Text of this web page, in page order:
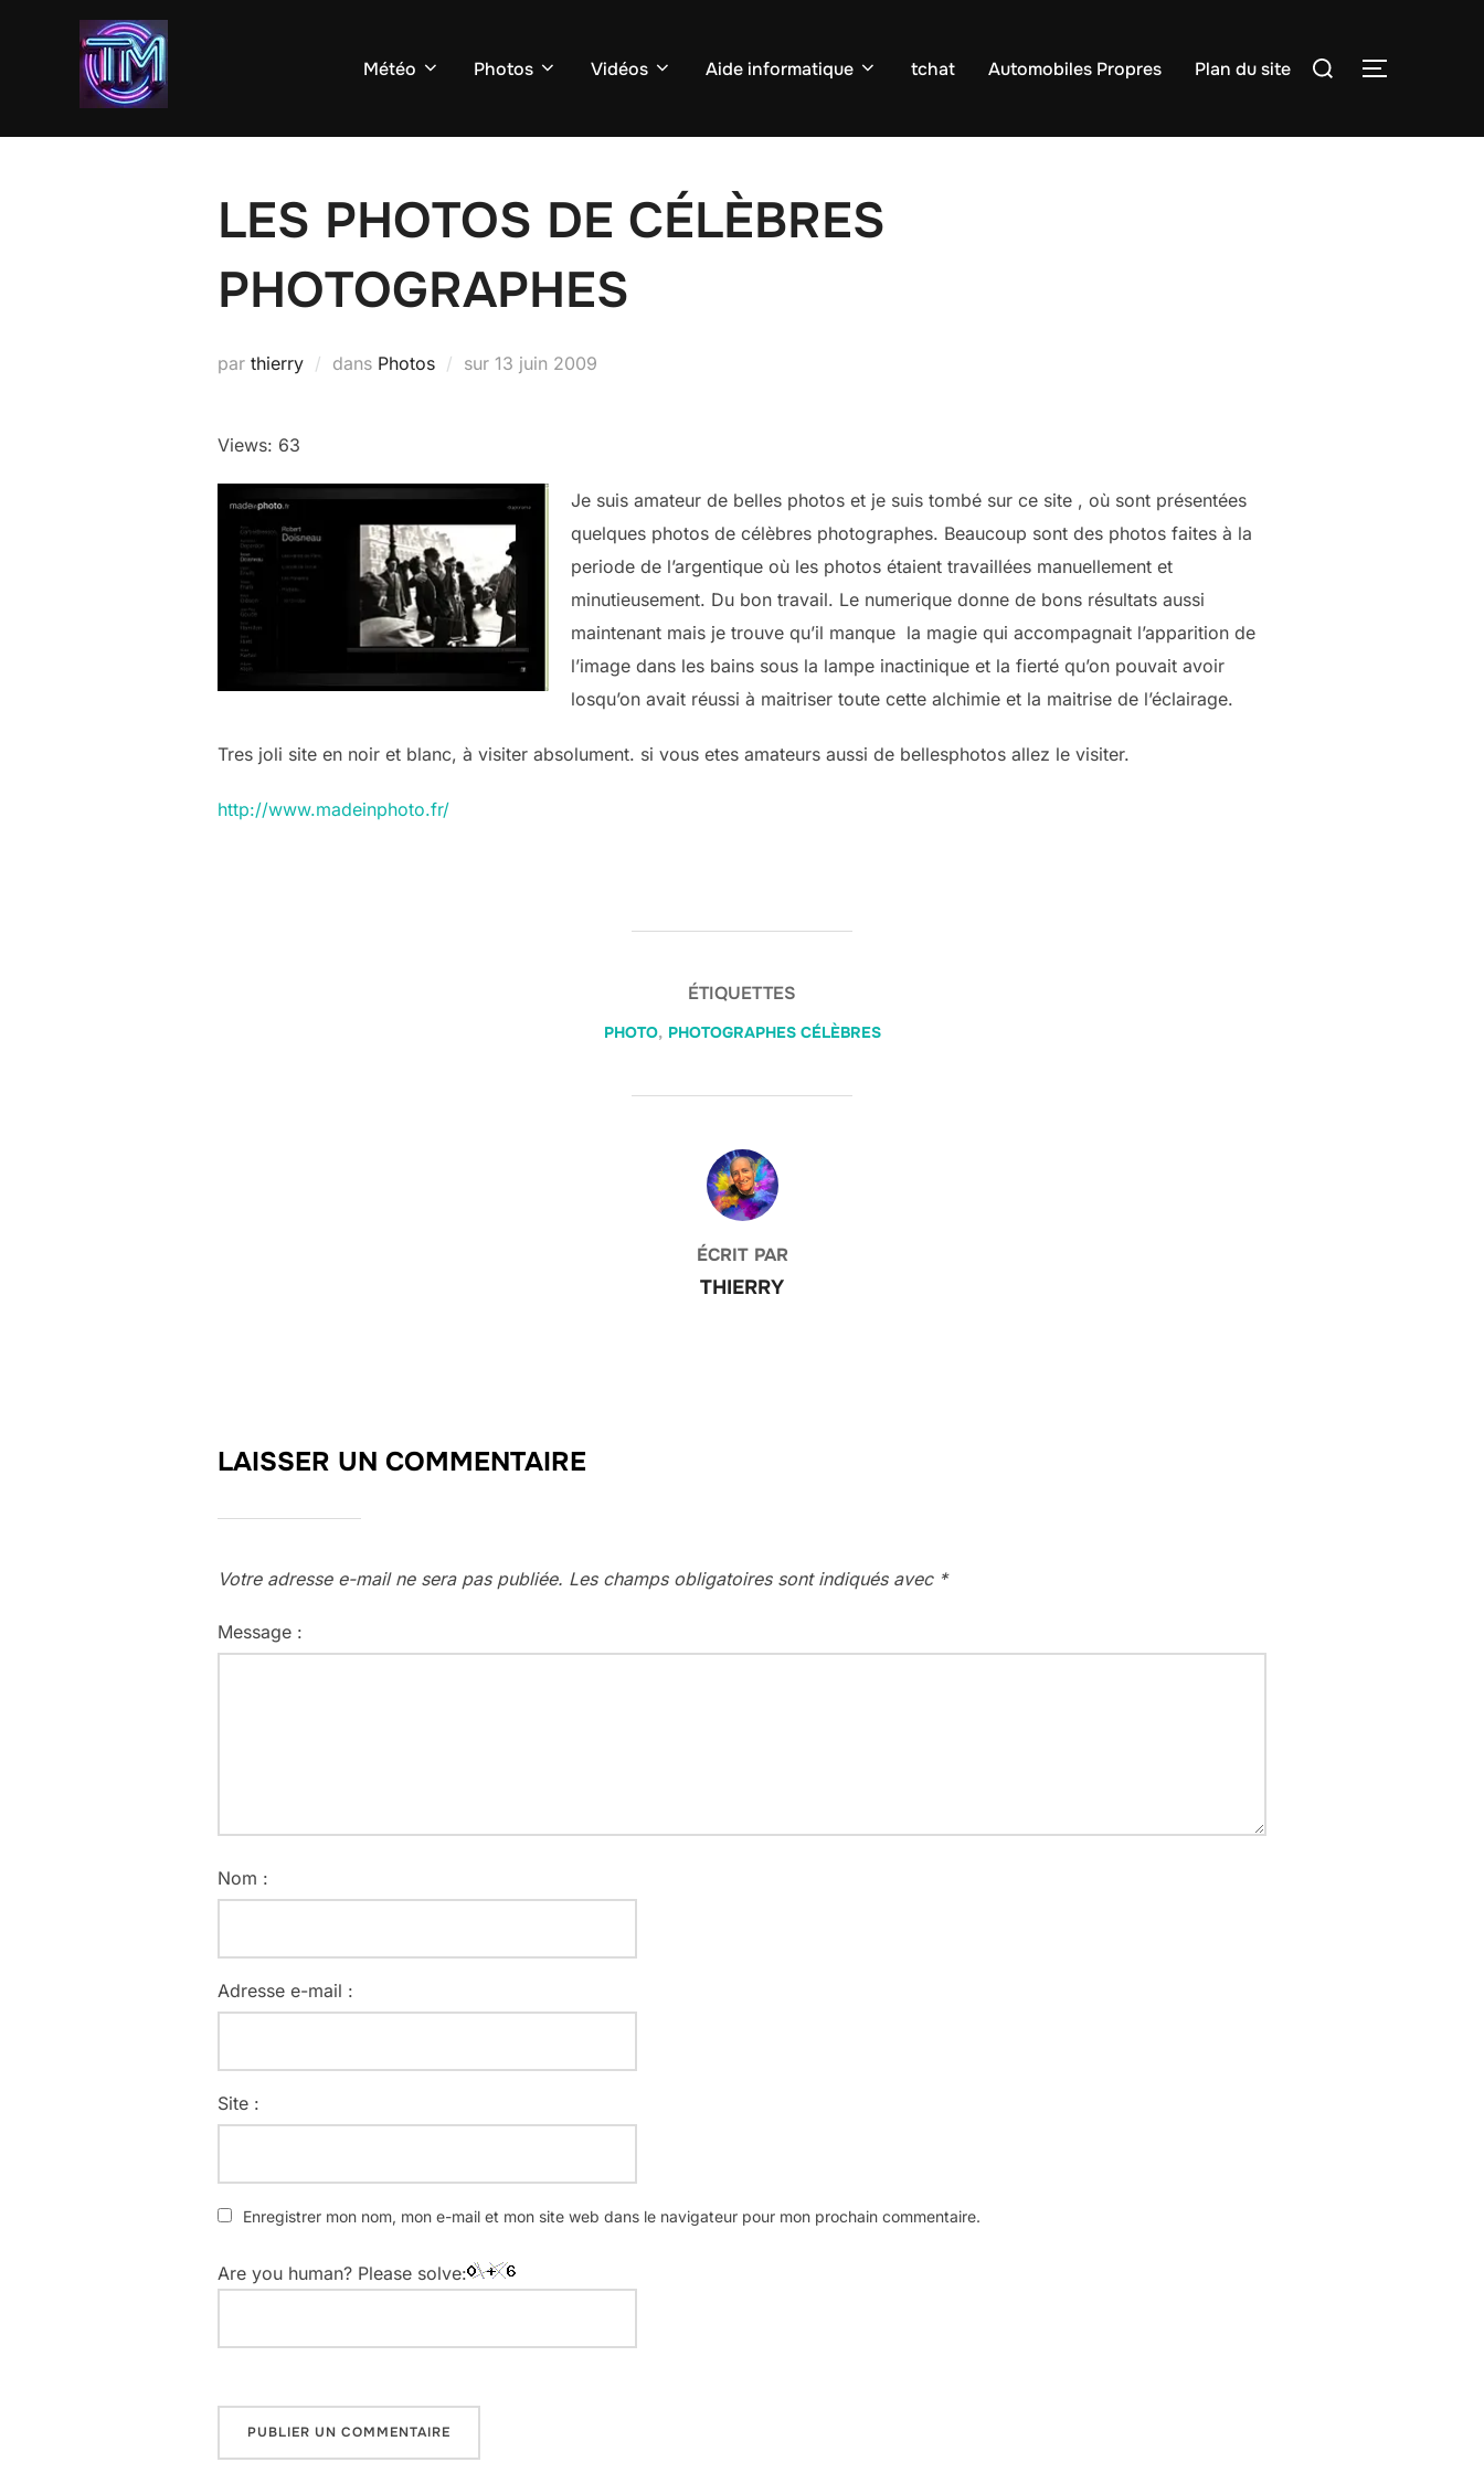
Météo Photos Vidéos Aide informatique tchat Automobiles Propres Plan du site
Rechercher :
LES PHOTOS DE CÉLÈBRES
PHOTOGRAPHES
par thierry dans Photos sur Publié
13 juin 2009
Views: 63
Je suis amateur de belles photos et je suis tombé sur ce site , où sont présentées
quelques photos de célèbres photographes. Beaucoup sont des photos faites à la
periode de l’argentique où les photos étaient travaillées manuellement et
minutieusement. Du bon travail. Le numerique donne de bons résultats aussi
maintenant mais je trouve qu’il manque la magie qui accompagnait l’apparition de
l’image dans les bains sous la lampe inactinique et la fierté qu’on pouvait avoir
losqu’on avait réussi à maitriser toute cette alchimie et la maitrise de l’éclairage.
Tres joli site en noir et blanc, à visiter absolument. si vous etes amateurs aussi de bellesphotos allez le visiter.
http://www.madeinphoto.fr/
ÉTIQUETTES
PHOTO, PHOTOGRAPHES CÉLÈBRES
AUTEUR DE LA PUBLICATION
ÉCRIT PAR
THIERRY
LAISSER UN COMMENTAIRE
Votre adresse e-mail ne sera pas publiée. Les champs obligatoires sont indiqués avec *
Message :
Nom :
Adresse e-mail :
Site :
Enregistrer mon nom, mon e-mail et mon site web dans le navigateur pour mon prochain commentaire.
Are you human? Please solve: